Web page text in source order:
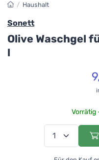
/ Haushalt
Sonett
Olive Waschgel
l
Vorrätig